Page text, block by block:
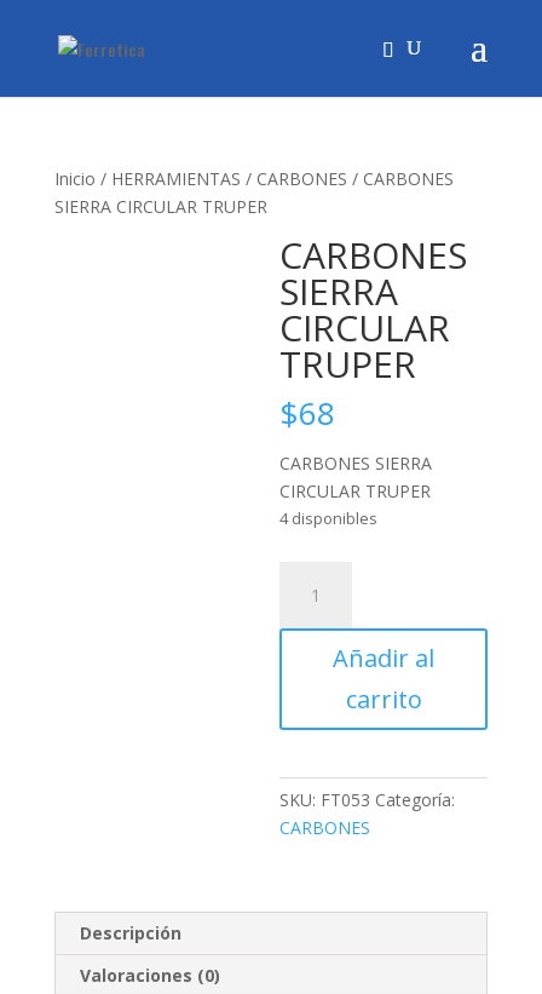
Inicio / HERRAMIENTAS / CARBONES / CARBONES
SIERRA CIRCULAR TRUPER
CARBONES
SIERRA
CIRCULAR
TRUPER
$68
CARBONES SIERRA
CIRCULAR TRUPER
4 disponibles
SIERRA
CIRCULAR
TRUPERAñadir al
carrito
SKU: FT053 Categoría:
CARBONES
Descripción
Valoraciones (0)